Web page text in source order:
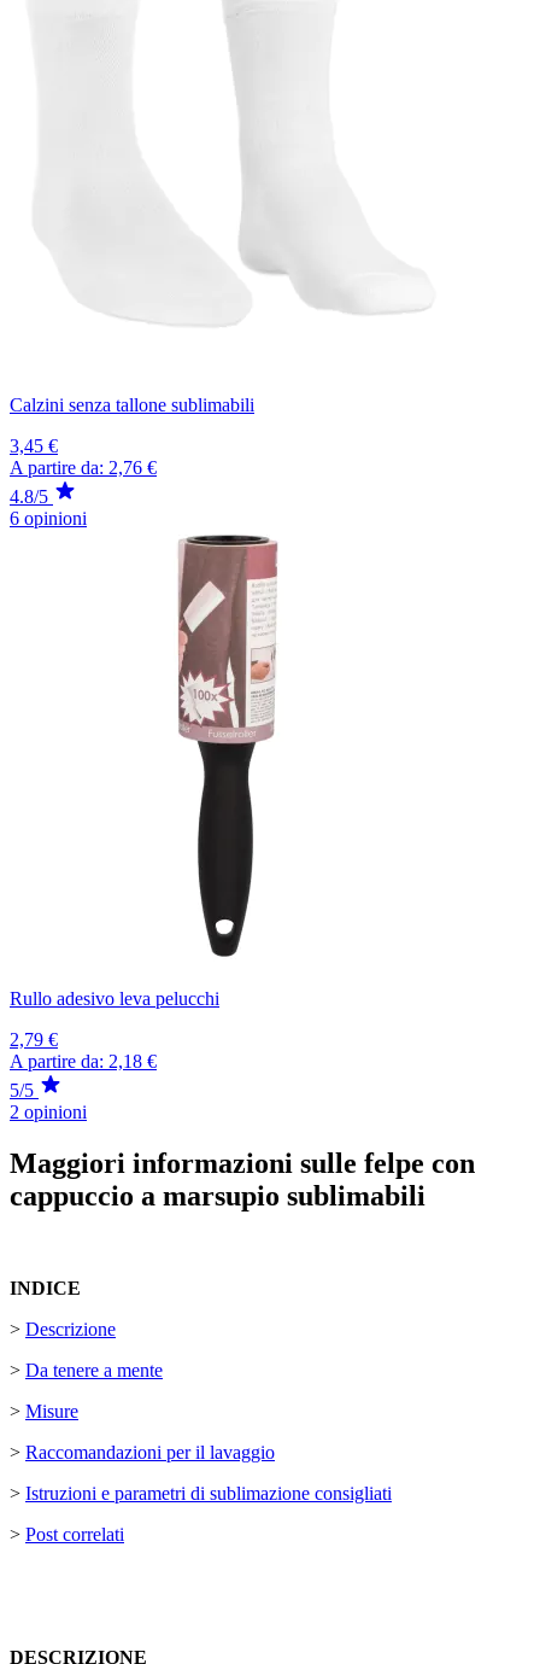
Calzini senza tallone sublimabili
3,45 €
A partire da: 2,76 €
4.8/5
6 opinioni
Rullo adesivo leva pelucchi
2,79 €
A partire da: 2,18 €
5/5
2 opinioni
Maggiori informazioni sulle felpe con
cappuccio a marsupio sublimabili
INDICE
> Descrizione
> Da tenere a mente
> Misure
> Raccomandazioni per il lavaggio
> Istruzioni e parametri di sublimazione consigliati
> Post correlati
DESCRIZIONE